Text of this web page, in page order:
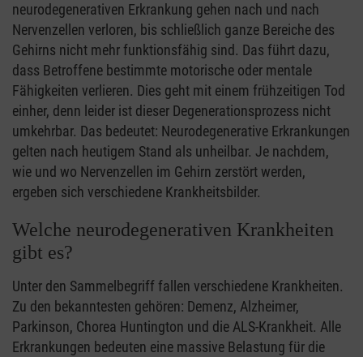
neurodegenerativen Erkrankung gehen nach und nach
Nervenzellen verloren, bis schließlich ganze Bereiche des
Gehirns nicht mehr funktionsfähig sind. Das führt dazu,
dass Betroffene bestimmte motorische oder mentale
Fähigkeiten verlieren. Dies geht mit einem frühzeitigen Tod
einher, denn leider ist dieser Degenerationsprozess nicht
umkehrbar. Das bedeutet: Neurodegenerative Erkrankungen
gelten nach heutigem Stand als unheilbar. Je nachdem,
wie und wo Nervenzellen im Gehirn zerstört werden,
ergeben sich verschiedene Krankheitsbilder.
Welche neurodegenerativen Krankheiten
gibt es?
Unter den Sammelbegriff fallen verschiedene Krankheiten.
Zu den bekanntesten gehören: Demenz, Alzheimer,
Parkinson, Chorea Huntington und die ALS-Krankheit. Alle
Erkrankungen bedeuten eine massive Belastung für die